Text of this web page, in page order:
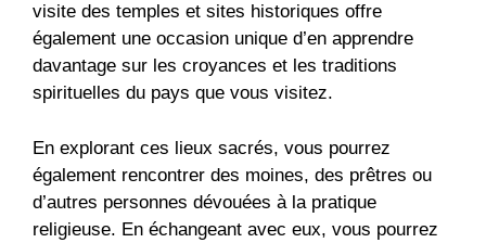
visite des temples et sites historiques offre
également une occasion unique d’en apprendre
davantage sur les croyances et les traditions
spirituelles du pays que vous visitez.
En explorant ces lieux sacrés, vous pourrez
également rencontrer des moines, des prêtres ou
d’autres personnes dévouées à la pratique
religieuse. En échangeant avec eux, vous pourrez